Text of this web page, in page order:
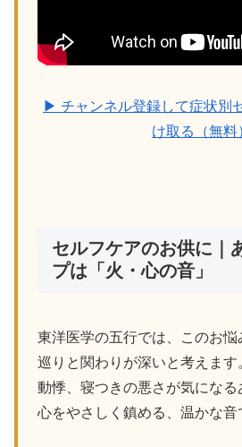
▶ チャンネル登録して症状別
け取る（無料
セルフケアのお供に｜
プは「火・心の音」
東洋医学の五行では、このお
巡りと関わりが深いと考えま
動悸、寝つきの悪さが気になる
心をやさしく鎮める、温かな音